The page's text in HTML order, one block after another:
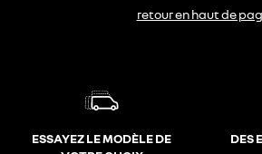
retour en haut de
ESSAYEZ LE MODÈLE DE
DES